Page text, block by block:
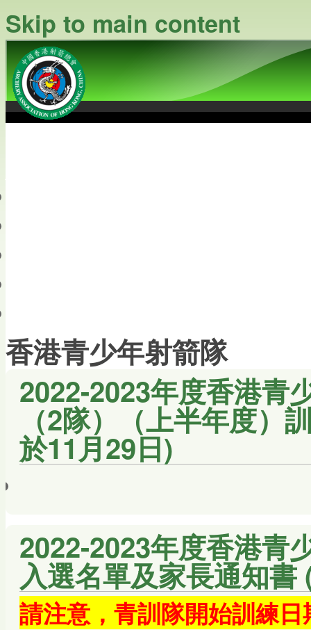
Skip to main content
香港青少年射箭隊
2022-2023年度香港青
（2隊）（上半年度）
於11月29日)
2022-2023年度香港青
入選名單及家長通知書
請注意，青訓隊開始訓練日